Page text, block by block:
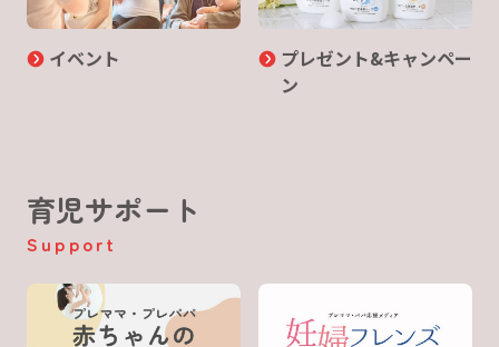
イベント
プレゼント&キャンペー
ン
育児サポート
Support